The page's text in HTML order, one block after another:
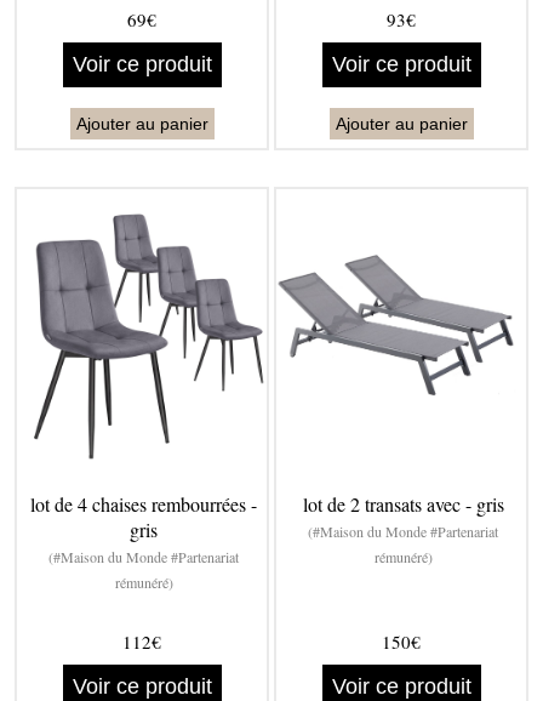
69€
Voir ce produit
Ajouter au panier
93€
Voir ce produit
Ajouter au panier
lot de 4 chaises rembourrées -
gris
(#Maison du Monde #Partenariat
rémunéré)
112€
Voir ce produit
lot de 2 transats avec - gris
(#Maison du Monde #Partenariat
rémunéré)
150€
Voir ce produit